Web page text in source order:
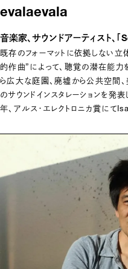
evalaevala
音楽家、サウンドアーティスト、
既存のフォーマットに依拠しない
的作曲”によって、聴覚の潜在能
ら広大な庭園、廃墟から公共空間
のサウンドインスタレーションを発
年、アルス・エレクトロニカ賞に